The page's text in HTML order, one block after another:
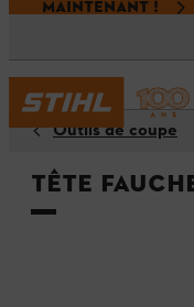
MAINTENANT !
Outils de coupe
Tête